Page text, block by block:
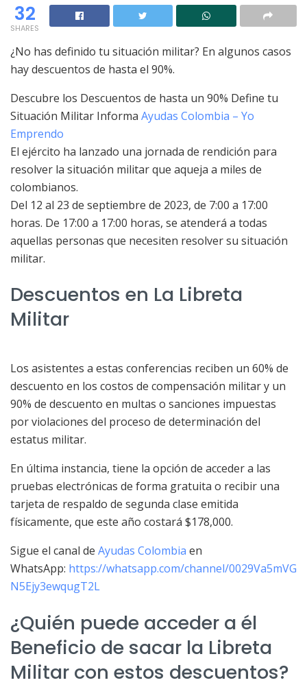
32
SHARES
¿No has definido tu situación militar? En algunos casos
hay descuentos de hasta el 90%.
Descubre los Descuentos de hasta un 90% Define tu
Situación Militar Informa Ayudas Colombia – Yo
Emprendo
El ejército ha lanzado una jornada de rendición para
resolver la situación militar que aqueja a miles de
colombianos.
Del 12 al 23 de septiembre de 2023, de 7:00 a 17:00
horas. De 17:00 a 17:00 horas, se atenderá a todas
aquellas personas que necesiten resolver su situación
militar.
Descuentos en La Libreta
Militar
Los asistentes a estas conferencias reciben un 60% de
descuento en los costos de compensación militar y un
90% de descuento en multas o sanciones impuestas
por violaciones del proceso de determinación del
estatus militar.
En última instancia, tiene la opción de acceder a las
pruebas electrónicas de forma gratuita o recibir una
tarjeta de respaldo de segunda clase emitida
físicamente, que este año costará $178,000.
Sigue el canal de Ayudas Colombia en
WhatsApp: https://whatsapp.com/channel/0029Va5mVG
N5Ejy3ewqugT2L
¿Quién puede acceder a él
Beneficio de sacar la Libreta
Militar con estos descuentos?